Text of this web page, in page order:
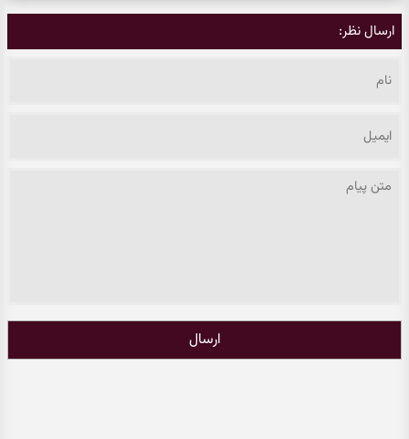
ارسال نظر:
ارسال